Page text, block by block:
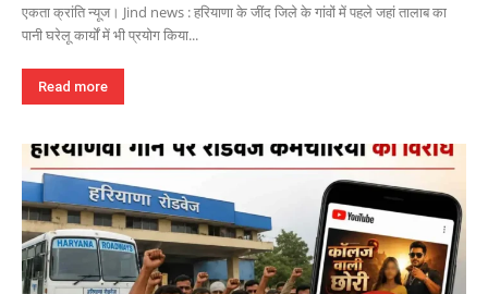
एकता क्रांति न्यूज। Jind news : हरियाणा के जींद जिले के गांवों में पहले जहां तालाब का
पानी घरेलू कार्यों में भी प्रयोग किया...
Read more